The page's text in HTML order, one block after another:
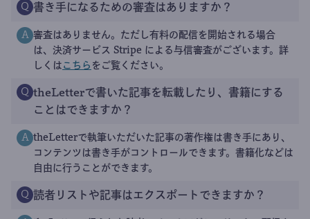
Q 書き手になるための審査はありますか？
A 審査はありません。ただし有料の配信を開始される場合
は、決済サービス Stripe による与信審査がございます。詳
しくは こちら をご覧ください。
Q theLetterで書いた記事を転載したり、書籍にする
ことはできますか？
A theLetterで執筆いただいた記事の著作権は書き手にあり、
コンテンツは書き手がコントロールできます。書籍化などは
自由に行うことができます。
Q 読者リストや記事はエクスポートできますか？